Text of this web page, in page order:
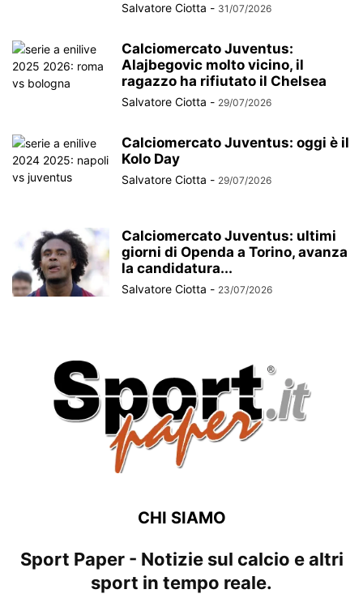
Salvatore Ciotta - 31/07/2026
Calciomercato Juventus:
Alajbegovic molto vicino, il
ragazzo ha rifiutato il Chelsea
Salvatore Ciotta - 29/07/2026
Calciomercato Juventus: oggi è il
Kolo Day
Salvatore Ciotta - 29/07/2026
Calciomercato Juventus: ultimi
giorni di Openda a Torino, avanza
la candidatura...
Salvatore Ciotta - 23/07/2026
CHI SIAMO
Sport Paper - Notizie sul calcio e altri
sport in tempo reale.